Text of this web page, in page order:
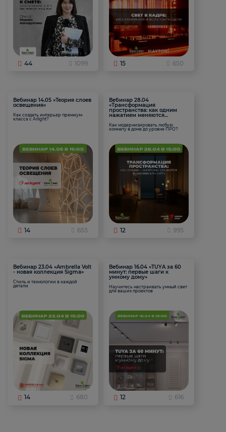
44 1099 15 650
Вебинар 14.05 «Теория слоев
освещения»
Как создать интерьер премиум-
класса с Arlight?
14 655
Вебинар 28.04
«Трансформация
пространства: как одним
нажатием меняются
Как модернизировать любую
комнату в доме до уровня ПРО?
12 995
Вебинар 23.04 «Ambrella Volt
- новая коллекция Sigma»
Стиль и технологии в каждой
детали
14 680
Вебинар 16.04 «TUYA за 60
минут: первые шаги к
умному дому»
Научитесь настраивать умный свет
для ваших проектов
12 616